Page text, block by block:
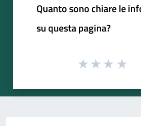
Quanto sono chiare le
su questa pagina?